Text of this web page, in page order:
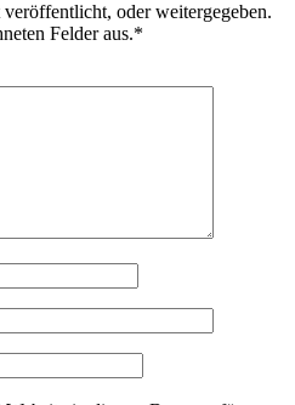
oder weitergegeben.
Felder aus.*